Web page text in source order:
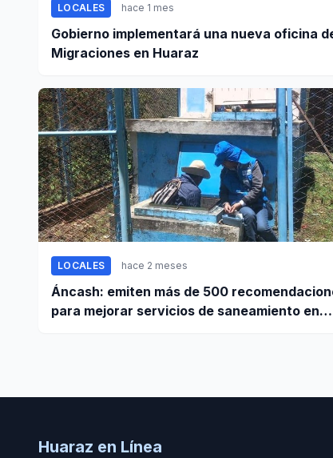
LOCALES hace 1 mes
Gobierno implementará una nueva oficina
Migraciones en Huaraz
LOCALES hace 2 meses
Áncash: emiten más de 500
para mejorar servicios de saneamiento en
Huaraz en Línea